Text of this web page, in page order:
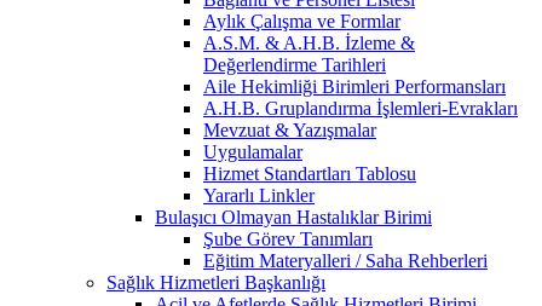
Aylık Çalışma ve Formlar
A.S.M. & A.H.B. İzleme &
Değerlendirme Tarihleri
Aile Hekimliği Birimleri Performansları
A.H.B. Gruplandırma İşlemleri-Evrakları
Mevzuat & Yazışmalar
Uygulamalar
Hizmet Standartları Tablosu
Yararlı Linkler
Bulaşıcı Olmayan Hastalıklar Birimi
Şube Görev Tanımları
Eğitim Materyalleri / Saha Rehberleri
Sağlık Hizmetleri Başkanlığı